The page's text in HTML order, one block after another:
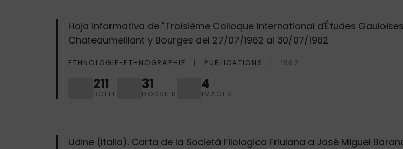
Hoja informativa de "Troisième Colloque International d'Études
Chateaumeillant y Bourges del 27/07/1962 al 30/07/1962
ETHNOLOGIE-ETHNOGRAPHIE PUBLICATIONS 1962
211
BOÎTE
31
DOSSIER
4
IMAGES
Udine (Italia). Carta de la Società Filologica Friulana a José Miguel